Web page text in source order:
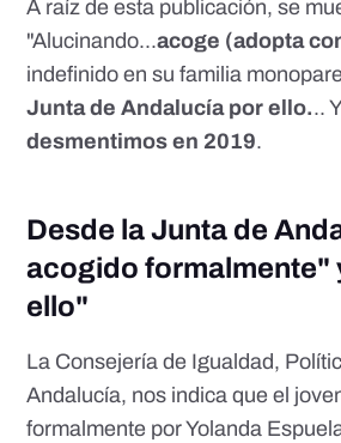
A raíz de esta publicación, se
"Alucinando...acoge (adopta
indefinido en su familia
Junta de Andalucía por ello...
desmentimos en 2019.
Desde la Junta de
acogido formalmente"
ello"
La Consejería de Igualdad,
Andalucía, nos indica que el
formalmente por Yolanda